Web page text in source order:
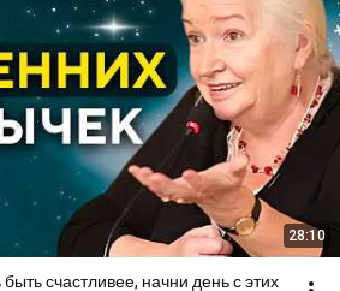
28:10
счастливее, начни день с этих